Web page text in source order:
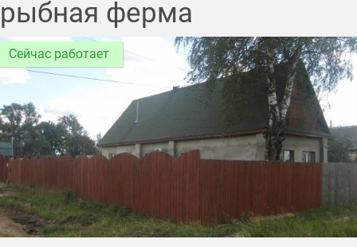
рыбная ферма
Сейчас работает